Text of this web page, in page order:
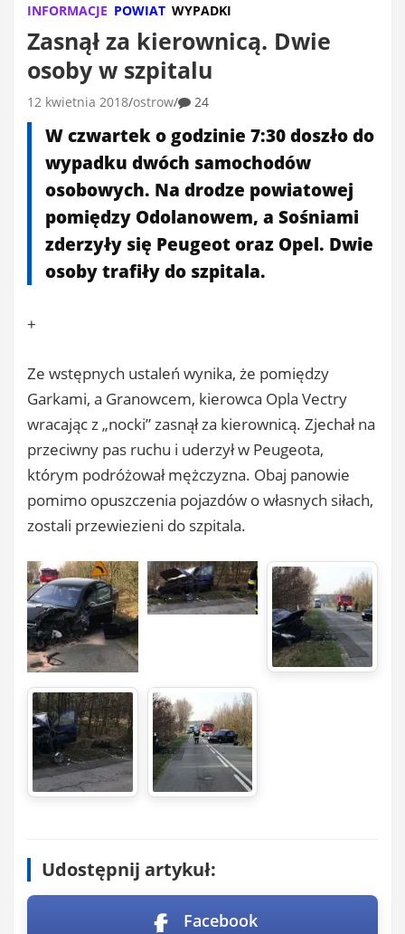
INFORMACJE POWIAT WYPADKI
Zasnął za kierownicą. Dwie
osoby w szpitalu
12 kwietnia 2018 ostrow 24
W czwartek o godzinie 7:30 doszło do
wypadku dwóch samochodów
osobowych. Na drodze powiatowej
pomiędzy Odolanowem, a Sośniami
zderzyły się Peugeot oraz Opel. Dwie
osoby trafiły do szpitala.
+
Ze wstępnych ustaleń wynika, że pomiędzy
Garkami, a Granowcem, kierowca Opla Vectry
wracając z „nocki” zasnął za kierownicą. Zjechał na
przeciwny pas ruchu i uderzył w Peugeota,
którym podróżował mężczyzna. Obaj panowie
pomimo opuszczenia pojazdów o własnych siłach,
zostali przewiezieni do szpitala.
Udostępnij artykuł:
Facebook